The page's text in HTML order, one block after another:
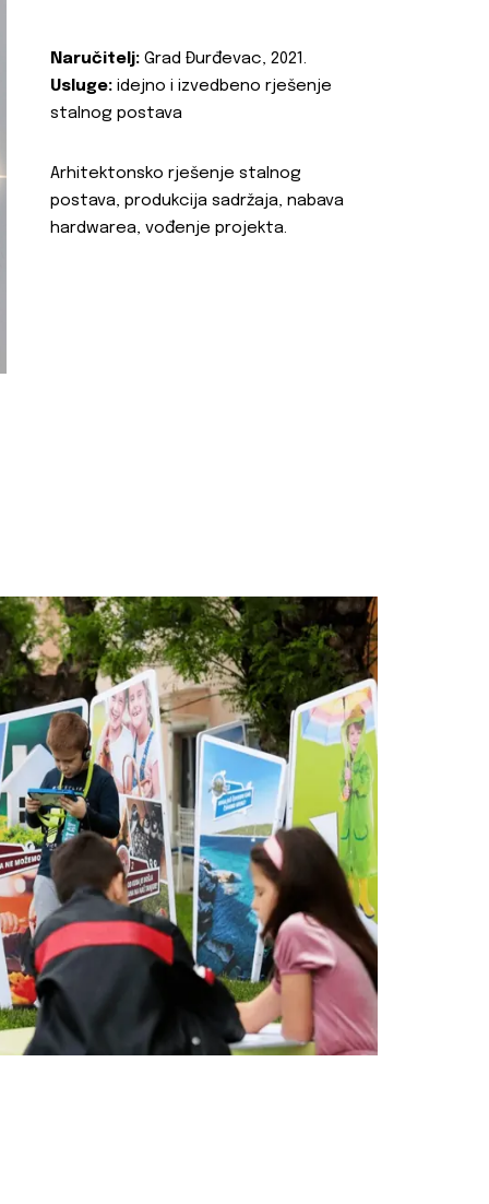
Naručitelj: Grad Đurđevac, 2021.
Usluge: idejno i izvedbeno rješenje
stalnog postava
Arhitektonsko rješenje stalnog
postava, produkcija sadržaja, nabava
hardwarea, vođenje projekta.